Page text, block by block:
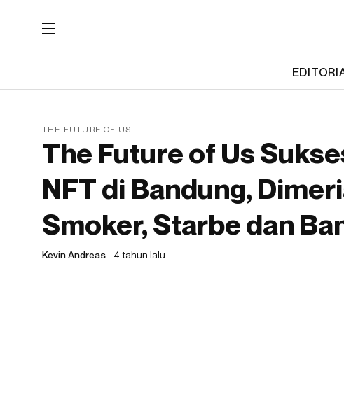
THE FUTURE OF US
The Future of Us
NFT di Bandung,
Smoker, Starbe dan
Kevin Andreas 4 tahun lalu